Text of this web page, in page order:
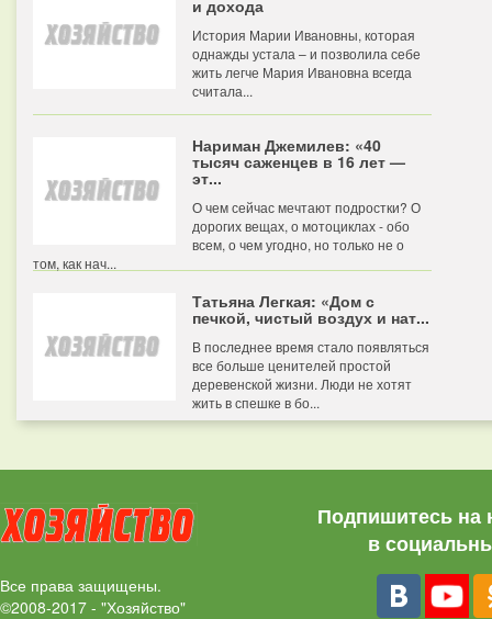
и дохода
История Марии Ивановны, которая
однажды устала – и позволила себе
жить легче Мария Ивановна всегда
считала...
Нариман Джемилев: «40
тысяч саженцев в 16 лет —
эт...
О чем сейчас мечтают подростки? О
дорогих вещах, о мотоциклах - обо
всем, о чем угодно, но только не о
том, как нач...
Татьяна Легкая: «Дом с
печкой, чистый воздух и нат...
В последнее время стало появляться
все больше ценителей простой
деревенской жизни. Люди не хотят
жить в спешке в бо...
Все права защищены.
©2008-2017 - "Хозяйство"
Подпишитесь на
в